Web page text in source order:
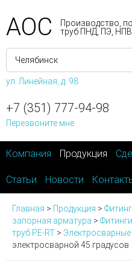
АОС
Производство,
труб ПНД, ПЭ,
ул. Линейная, д. 98
+7 (351) 777-94-98
Перезвоните мне
Компания Продукция
Статьи Новости
Главная > Продукция >
запорная арматура >
труб PE-RT > Электросварные
электросварной 45 градусов